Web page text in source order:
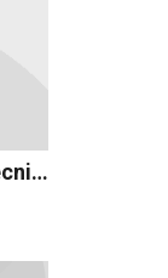
Escuela y Preparatoria Técnica Medica